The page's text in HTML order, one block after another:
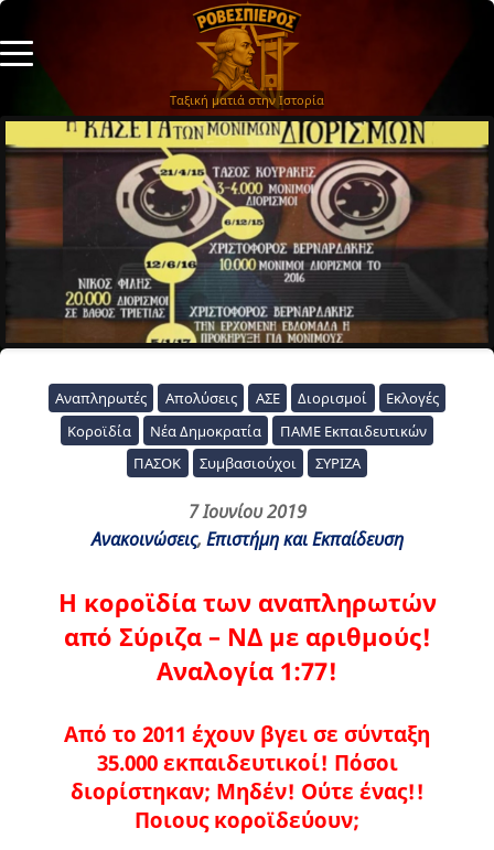
Ταξική ματιά στην Ιστορία
Αναπληρωτές Απολύσεις ΑΣΕ Διορισμοί
Εκλογές
Κοροϊδία
Νέα Δημοκρατία
ΠΑΜΕ Εκπαιδευτικών
ΠΑΣΟΚ
Συμβασιούχοι ΣΥΡΙΖΑ
7 Ιουνίου 2019
Ανακοινώσεις, Επιστήμη και Εκπαίδευση
Η κοροϊδία των αναπληρωτών
από Σύριζα – ΝΔ με αριθμούς!
Αναλογία 1:77!
Από το 2011 έχουν βγει σε σύνταξη
35.000 εκπαιδευτικοί! Πόσοι
διορίστηκαν; Μηδέν! Ούτε ένας!!
Ποιους κοροϊδεύουν;